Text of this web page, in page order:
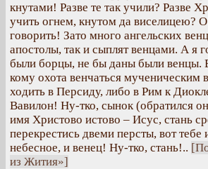
кнутами! Разве те так учили? Разве
учить огнем, кнутом да виселицею?
говорить! Зато много ангельских
апостолы, так и сыплят венцами. А я
были борцы, не бы даны были венцы.
кому охота венчаться мученическим
ходить в Персиду, либо в Рим к
Вавилон! Ну-тко, сынок (обратился
имя Христово истово – Исус, стань
перекрестись двеми персты, вот тебе
небесное, и венец! Ну-тко, стань!..
из Жития»]